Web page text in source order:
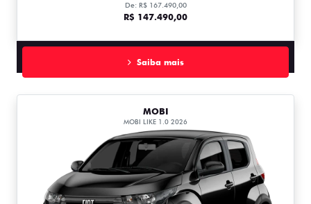
De: R$ 167.490,00
R$ 147.490,00
Saiba mais
MOBI
MOBI LIKE 1.0 2026